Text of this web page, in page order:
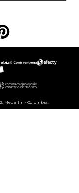
Medellín - Colombia.